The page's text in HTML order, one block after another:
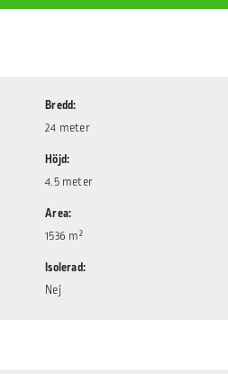
Bredd
24 meter
Höjd
4.5 meter
Area
1536 m²
Isolerad
Nej